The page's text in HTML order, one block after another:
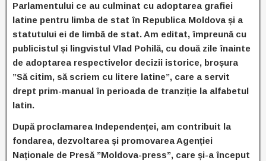
Parlamentului ce au culminat cu adoptarea grafiei
latine pentru limba de stat în Republica Moldova și a
statutului ei de limbă de stat. Am editat, împreună cu
publicistul și lingvistul Vlad Pohilă, cu două zile înainte
de adoptarea respectivelor decizii istorice, broșura
”Să citim, să scriem cu litere latine”, care a servit
drept prim-manual în perioada de tranziție la alfabetul
latin.
După proclamarea Independenței, am contribuit la
fondarea, dezvoltarea și promovarea Agenției
Naționale de Presă ”Moldova-press”, care și-a început